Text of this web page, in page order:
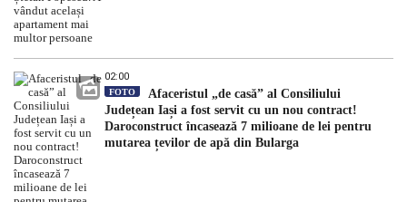
02:00
FOTO
Afaceristul „de casă” al Consiliului
Județean Iași a fost servit cu un nou contract!
Daroconstruct încasează 7 milioane de lei pentru
mutarea țevilor de apă din Bularga